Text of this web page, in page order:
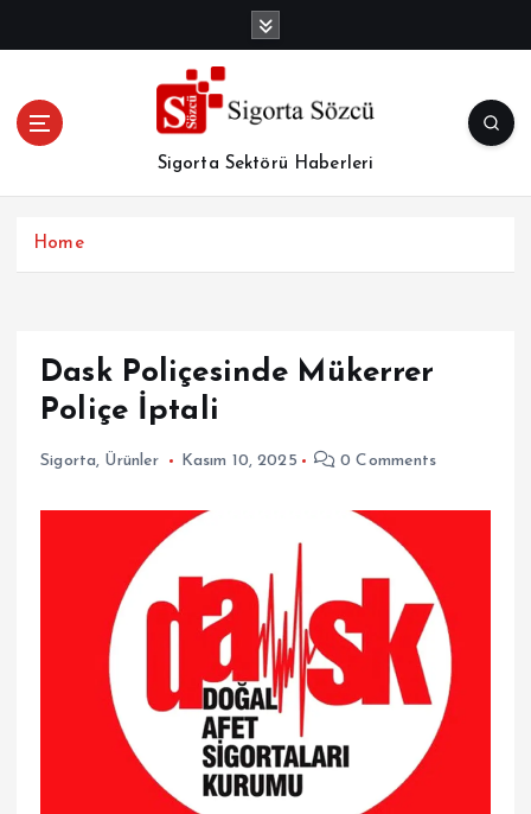
Sigorta Sektörü Haberleri
Home
Dask Poliçesinde Mükerrer
Poliçe İptali
Sigorta, Ürünler Kasım 10, 2025 0 Comments